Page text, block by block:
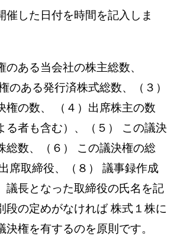
催した日付を時間を記入しま
のある当会社の株主総数、
のある発行済株式総数、（３）
権の数、 （４）出席株主の数
る者も含む）、（５） この議決
総数、（６） この議決権の総
席取締役、（８） 議事録作成
議長となった取締役の氏名を記
段の定めがなければ 株式１株に
決権を有するのを原則です。